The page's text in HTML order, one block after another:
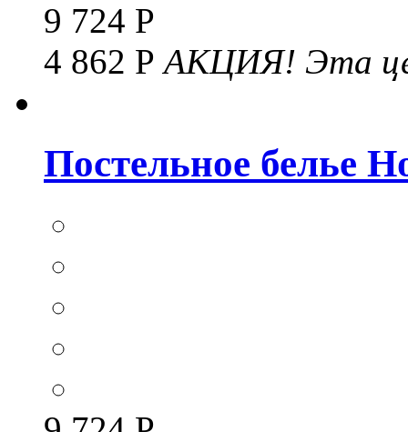
9 724 Р
4 862 РАКЦИЯ! Эта
Постельное белье